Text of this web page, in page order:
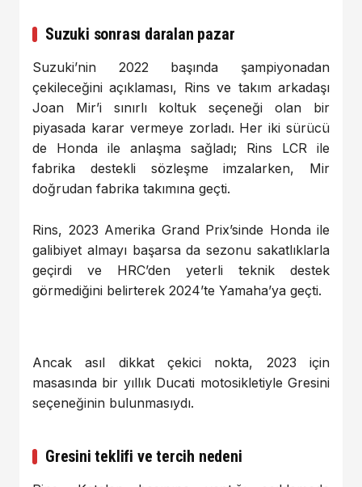
Suzuki sonrası daralan pazar
Suzuki’nin 2022 başında şampiyonadan
çekileceğini açıklaması, Rins ve takım arkadaşı
Joan Mir’i sınırlı koltuk seçeneği olan bir
piyasada karar vermeye zorladı. Her iki sürücü
de Honda ile anlaşma sağladı; Rins LCR ile
fabrika destekli sözleşme imzalarken, Mir
doğrudan fabrika takımına geçti.
Rins, 2023 Amerika Grand Prix’sinde Honda ile
galibiyet almayı başarsa da sezonu sakatlıklarla
geçirdi ve HRC’den yeterli teknik destek
görmediğini belirterek 2024’te Yamaha’ya geçti.
Ancak asıl dikkat çekici nokta, 2023 için
masasında bir yıllık Ducati motosikletiyle Gresini
seçeneğinin bulunmasıydı.
Gresini teklifi ve tercih nedeni